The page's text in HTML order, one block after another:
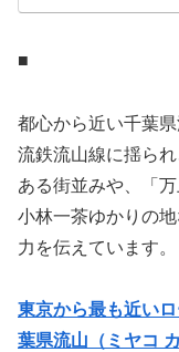
■
都心から近い千葉
流鉄流山線に揺ら
ある街並みや、「
小林一茶ゆかりの
力を伝えています。
東京から最も近い
葉県流山（ミヤコ カ